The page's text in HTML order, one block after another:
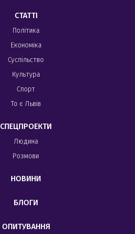
СТАТТІ
Політика
Економіка
Суспільство
Культура
Спорт
То є Львів
СПЕЦПРОЕКТИ
Людина
Розмови
НОВИНИ
БЛОГИ
ОПИТУВАННЯ